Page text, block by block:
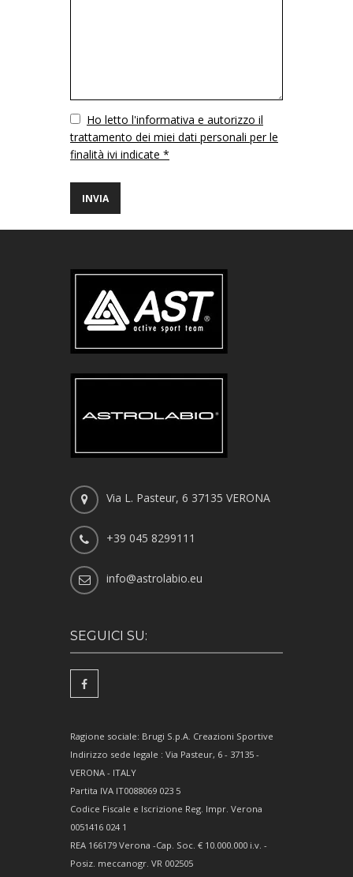
VuotoHo letto l'informativa e autorizzo il
trattamento dei miei dati personali per le
finalità ivi indicate *
Via L. Pasteur, 6 37135 VERONA
+39 045 8299111
info@astrolabio.eu
SEGUICI SU:
Ragione sociale: Brugi S.p.A. Creazioni Sportive
Indirizzo sede legale : Via Pasteur, 6 - 37135 -
VERONA - ITALY
Partita IVA IT0088069 023 5
Codice Fiscale e Iscrizione Reg. Impr. Verona
0051416 024 1
REA 166179 Verona -Cap. Soc. € 10.000.000 i.v. -
Posiz. meccanogr. VR 002505